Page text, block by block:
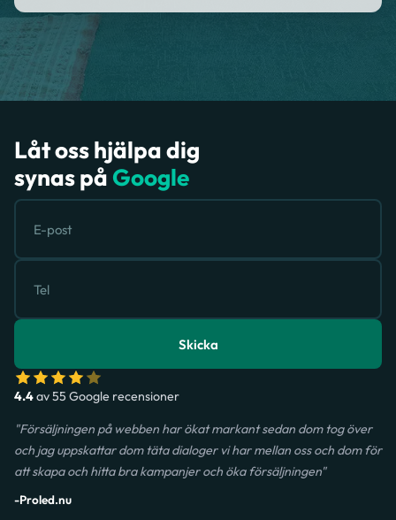
Låt oss hjälpa dig
synas på Google
Skicka
4.4av 55 Google recensioner
"Försäljningen på webben har ökat markant sedan dom tog över
och jag uppskattar dom täta dialoger vi har mellan oss och dom för
att skapa och hitta bra kampanjer och öka försäljningen"
-Proled.nu